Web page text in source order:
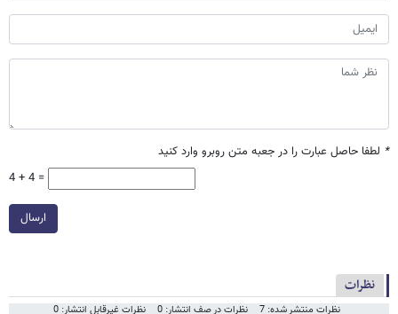
* لطفا حاصل عبارت را در جعبه متن روبرو وارد کنید
4 + 4 =
ارسال
نظرات
نظرات منتشر شده: 7 نظرات در صف انتشار: 0 نظرات غیرقابل انتشار: 0